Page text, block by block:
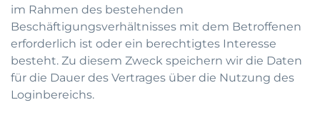
im Rahmen des bestehenden
Beschäftigungsverhältnisses mit dem Betroffenen
erforderlich ist oder ein berechtigtes Interesse
besteht. Zu diesem Zweck speichern wir die Daten
für die Dauer des Vertrages über die Nutzung des
Loginbereichs.